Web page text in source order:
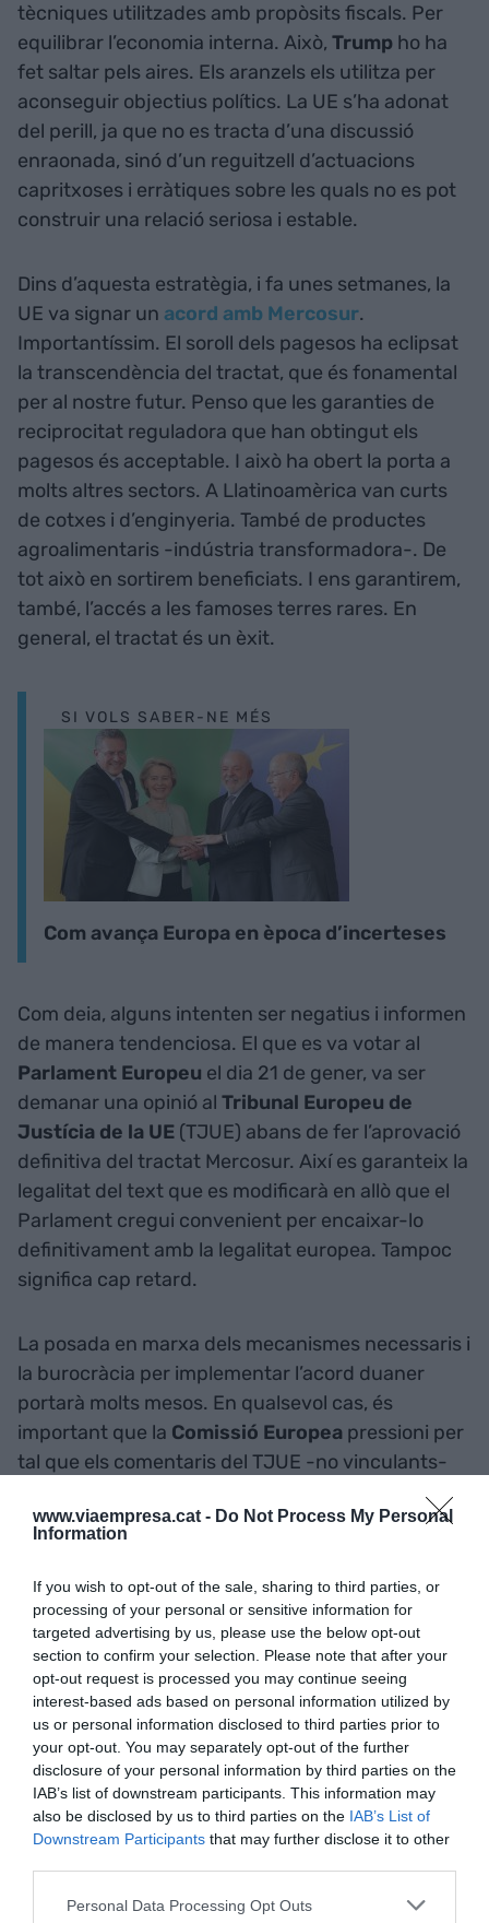
www.viaempresa.cat - Do Not Process My Personal
Information
If you wish to opt-out of the sale, sharing to third parties, or
processing of your personal or sensitive information for
targeted advertising by us, please use the below opt-out
section to confirm your selection. Please note that after your
opt-out request is processed you may continue seeing
interest-based ads based on personal information utilized by
us or personal information disclosed to third parties prior to
your opt-out. You may separately opt-out of the further
disclosure of your personal information by third parties on the
IAB’s list of downstream participants. This information may
also be disclosed by us to third parties on the IAB’s List of
Downstream Participants that may further disclose it to other
Personal Data Processing Opt Outs
tècniques utilitzades amb propòsits fiscals. Per
equilibrar l’economia interna. Això, Trump ho ha
fet saltar pels aires. Els aranzels els utilitza per
aconseguir objectius polítics. La UE s’ha adonat
del perill, ja que no es tracta d’una discussió
enraonada, sinó d’un reguitzell d’actuacions
capritxoses i erràtiques sobre les quals no es pot
construir una relació seriosa i estable.
Dins d’aquesta estratègia, i fa unes setmanes, la
UE va signar un acord amb Mercosur.
Importantíssim. El soroll dels pagesos ha eclipsat
la transcendència del tractat, que és fonamental
per al nostre futur. Penso que les garanties de
reciprocitat reguladora que han obtingut els
pagesos és acceptable. I això ha obert la porta a
molts altres sectors. A Llatinoamèrica van curts
de cotxes i d’enginyeria. També de productes
agroalimentaris -indústria transformadora-. De
tot això en sortirem beneficiats. I ens garantirem,
també, l’accés a les famoses terres rares. En
general, el tractat és un èxit.
SI VOLS SABER-NE MÉS
Com avança Europa en època d’incerteses
Com deia, alguns intenten ser negatius i informen
de manera tendenciosa. El que es va votar al
Parlament Europeu el dia 21 de gener, va ser
demanar una opinió al Tribunal Europeu de
Justícia de la UE (TJUE) abans de fer l’aprovació
definitiva del tractat Mercosur. Així es garanteix la
legalitat del text que es modificarà en allò que el
Parlament cregui convenient per encaixar-lo
definitivament amb la legalitat europea. Tampoc
significa cap retard.
La posada en marxa dels mecanismes necessaris i
la burocràcia per implementar l’acord duaner
portarà molts mesos. En qualsevol cas, és
important que la Comissió Europea pressioni per
tal que els comentaris del TJUE -no vinculants-
no s’endarrereixin més del compte. Perquè és
important que comenci l’any 2027 amb la
dels altres tractats amb l’Índia i Indonèsia.
Un 0% d’aranzels per als
productes farmacèutics,
químics, equipament mèdic i
òptica, i un mercat de 1.500
milions de consumidors,
entre els beneficis de l’acord
amb l’Índia